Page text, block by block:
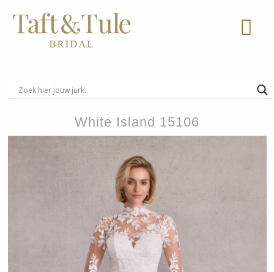
naar
White Island 15106